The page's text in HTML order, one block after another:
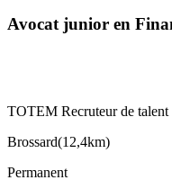
Avocat junior en
TOTEM Recruteur de talent
Brossard(12,4km)
Permanent